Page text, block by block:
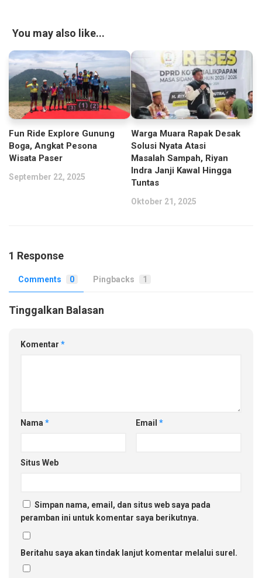
You may also like...
Fun Ride Explore Gunung
Boga, Angkat Pesona
Wisata Paser
September 22, 2025
Warga Muara Rapak Desak
Solusi Nyata Atasi
Masalah Sampah, Riyan
Indra Janji Kawal Hingga
Tuntas
Oktober 21, 2025
1 Response
Comments 0 Pingbacks 1
Tinggalkan Balasan
Komentar *
Nama * Email *
Situs Web
Simpan nama, email, dan situs web saya pada
peramban ini untuk komentar saya berikutnya.
Beritahu saya akan tindak lanjut komentar melalui surel.